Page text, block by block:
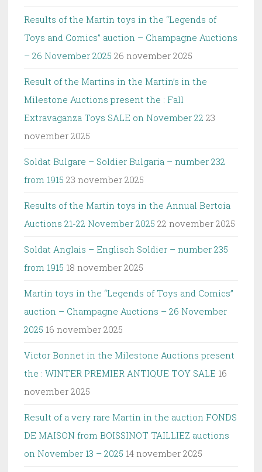
Results of the Martin toys in the “Legends of
Toys and Comics” auction – Champagne Auctions
– 26 November 2025 26 november 2025
Result of the Martins in the Martin’s in the
Milestone Auctions present the : Fall
Extravaganza Toys SALE on November 22 23
november 2025
Soldat Bulgare – Soldier Bulgaria – number 232
from 1915 23 november 2025
Results of the Martin toys in the Annual Bertoia
Auctions 21-22 November 2025 22 november 2025
Soldat Anglais – Englisch Soldier – number 235
from 1915 18 november 2025
Martin toys in the “Legends of Toys and Comics”
auction – Champagne Auctions – 26 November
2025 16 november 2025
Victor Bonnet in the Milestone Auctions present
the : WINTER PREMIER ANTIQUE TOY SALE 16
november 2025
Result of a very rare Martin in the auction FONDS
DE MAISON from BOISSINOT TAILLIEZ auctions
on November 13 – 2025 14 november 2025